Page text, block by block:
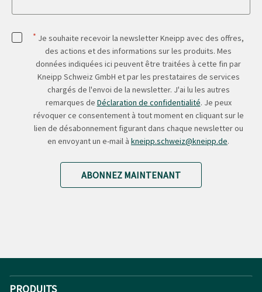
* Je souhaite recevoir la newsletter Kneipp avec des offres,
des actions et des informations sur les produits. Mes
données indiquées ici peuvent être traitées à cette fin par
Kneipp Schweiz GmbH et par les prestataires de services
chargés de l'envoi de la newsletter. J'ai lu les autres
remarques de Déclaration de confidentialité. Je peux
révoquer ce consentement à tout moment en cliquant sur le
lien de désabonnement figurant dans chaque newsletter ou
en envoyant un e-mail à kneipp.schweiz@kneipp.de.
ABONNEZ MAINTENANT
PRODUITS